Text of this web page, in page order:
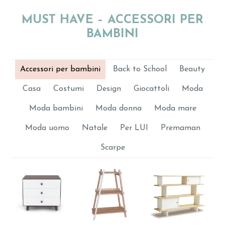
MUST HAVE – ACCESSORI PER
BAMBINI
Accessori per bambini Back to School Beauty
Casa Costumi Design Giocattoli Moda
Moda bambini Moda donna Moda mare
Moda uomo Natale Per LUI Premaman
Scarpe